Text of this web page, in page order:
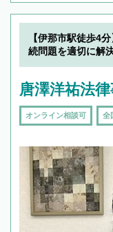
【伊那市駅徒歩4
続問題を適切に解
唐澤洋祐法
オンライン相談可 全